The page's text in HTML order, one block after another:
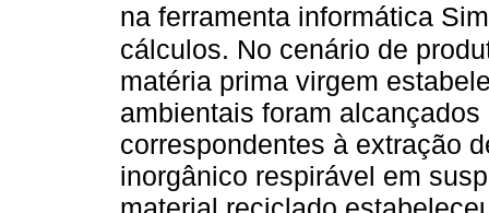
na ferramenta informática
cálculos. No cenário de
matéria prima virgem
ambientais foram
correspondentes à extração
inorgânico respirável em